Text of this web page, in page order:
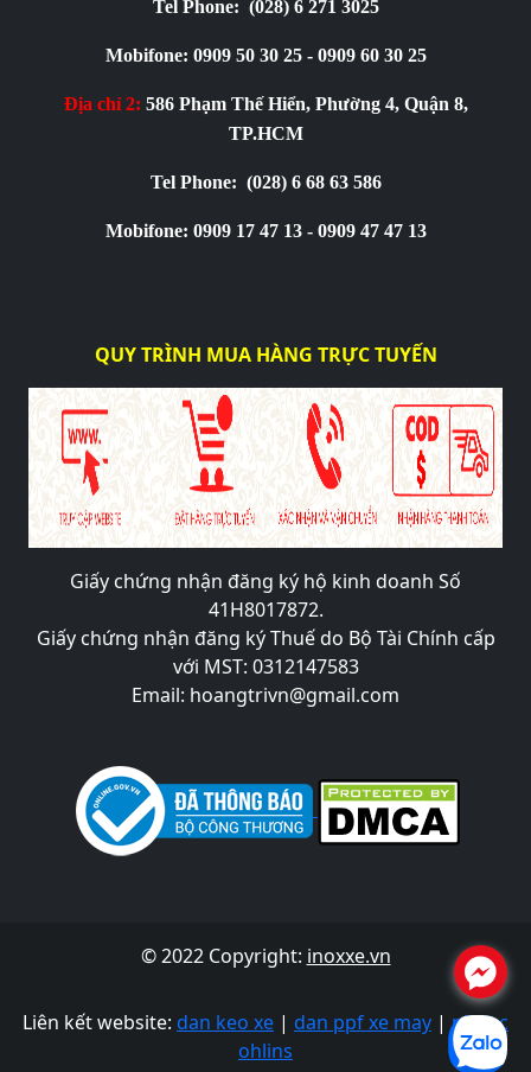
Tel Phone: (028) 6 271 3025
Mobifone: 0909 50 30 25 - 0909 60 30 25
Địa chỉ 2: 586 Phạm Thế Hiển, Phường 4, Quận 8,
TP.HCM
Tel Phone: (028) 6 68 63 586
Mobifone: 0909 17 47 13 - 0909 47 47 13
QUY TRÌNH MUA HÀNG TRỰC TUYẾN
Giấy chứng nhận đăng ký hộ kinh doanh Số
41H8017872.
Giấy chứng nhận đăng ký Thuế do Bộ Tài Chính cấp
với MST: 0312147583
Email: hoangtrivn@gmail.com
© 2022 Copyright: inoxxe.vn
Liên kết website: dan keo xe | dan ppf xe may |phuoc
ohlins
.